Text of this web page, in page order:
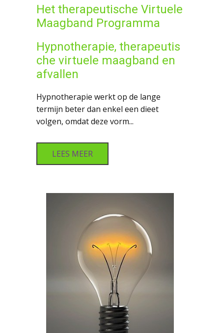
Het therapeutische Virtuele
Maagband Programma
Hypnotherapie, therapeutis
che virtuele maagband en
afvallen
Hypnotherapie werkt op de lange
termijn beter dan enkel een dieet
volgen, omdat deze vorm...
LEES MEER